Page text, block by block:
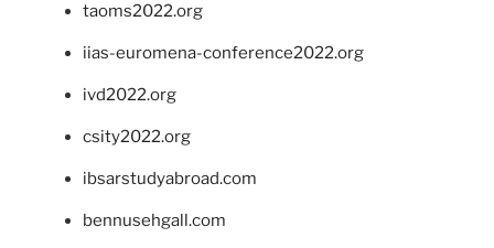
taoms2022.org
iias-euromena-conference2022.org
ivd2022.org
csity2022.org
ibsarstudyabroad.com
bennusehgall.com